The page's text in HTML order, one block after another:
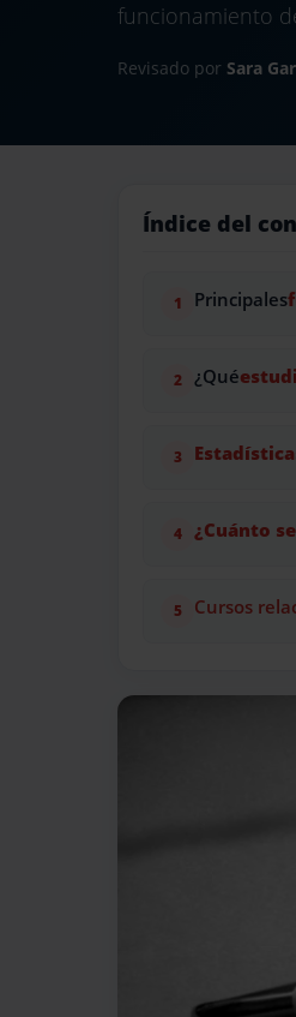
funcionamiento
Revisado por Sara
Índice del
Principales
¿Qué
¿Cuánto
Cursos